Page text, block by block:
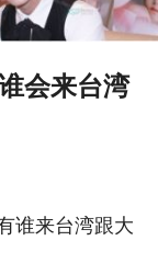
会来台湾
谁来台湾跟大